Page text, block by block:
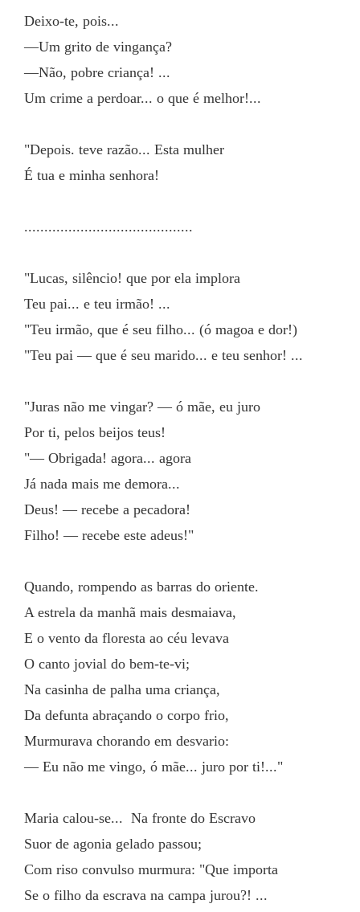
Deixo-te, pois...
—Um grito de vingança?
—Não, pobre criança! ...
Um crime a perdoar... o que é melhor!...
"Depois. teve razão... Esta mulher
É tua e minha senhora!
..........................................
"Lucas, silêncio! que por ela implora
Teu pai... e teu irmão! ...
"Teu irmão, que é seu filho... (ó magoa e dor!)
"Teu pai — que é seu marido... e teu senhor! ...
"Juras não me vingar? — ó mãe, eu juro
Por ti, pelos beijos teus!
"— Obrigada! agora... agora
Já nada mais me demora...
Deus! — recebe a pecadora!
Filho! — recebe este adeus!"
Quando, rompendo as barras do oriente.
A estrela da manhã mais desmaiava,
E o vento da floresta ao céu levava
O canto jovial do bem-te-vi;
Na casinha de palha uma criança,
Da defunta abraçando o corpo frio,
Murmurava chorando em desvario:
— Eu não me vingo, ó mãe... juro por ti!..."
Maria calou-se...  Na fronte do Escravo
Suor de agonia gelado passou;
Com riso convulso murmura: "Que importa
Se o filho da escrava na campa jurou?! ...